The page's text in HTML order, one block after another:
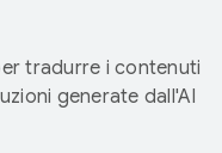
tradurre i contenuti
generate dall'AI